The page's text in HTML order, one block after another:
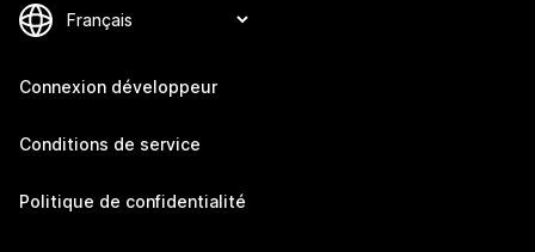
Connexion développeur
Conditions de service
Politique de confidentialité